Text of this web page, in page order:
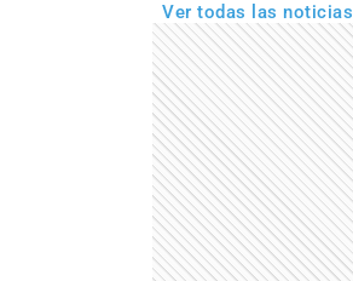
Ver todas las noticias